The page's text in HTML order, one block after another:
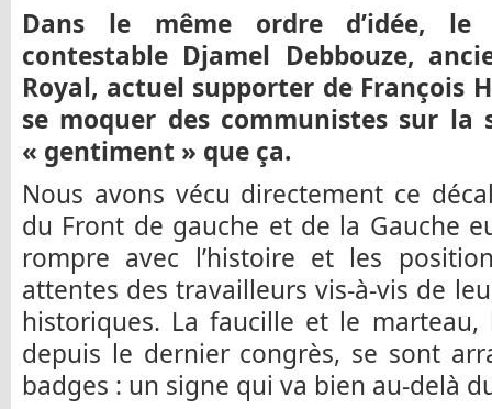
Dans le même ordre d’idée, le
contestable Djamel Debbouze,
Royal, actuel supporter de François
se moquer des communistes sur la
« gentiment » que ça.
Nous avons vécu directement ce
du Front de gauche et de la Gauche
rompre avec l’histoire et les
attentes des travailleurs vis-à-vis de
historiques. La faucille et le
depuis le dernier congrès, se sont
badges : un signe qui va bien au-delà